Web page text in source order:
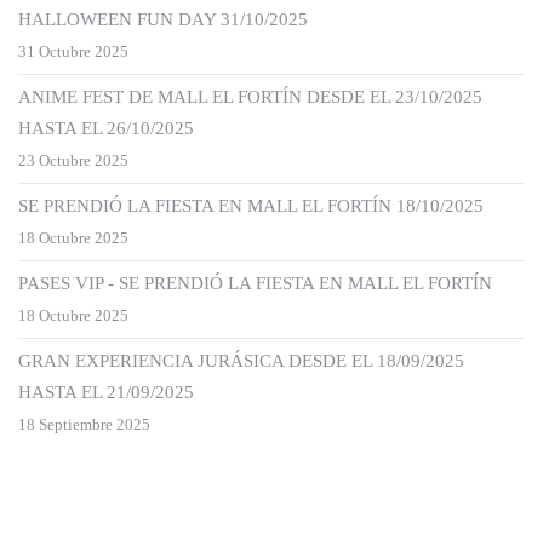
HALLOWEEN FUN DAY 31/10/2025
31 Octubre 2025
ANIME FEST DE MALL EL FORTÍN DESDE EL 23/10/2025
HASTA EL 26/10/2025
23 Octubre 2025
SE PRENDIÓ LA FIESTA EN MALL EL FORTÍN 18/10/2025
18 Octubre 2025
PASES VIP - SE PRENDIÓ LA FIESTA EN MALL EL FORTÍN
18 Octubre 2025
GRAN EXPERIENCIA JURÁSICA DESDE EL 18/09/2025
HASTA EL 21/09/2025
18 Septiembre 2025